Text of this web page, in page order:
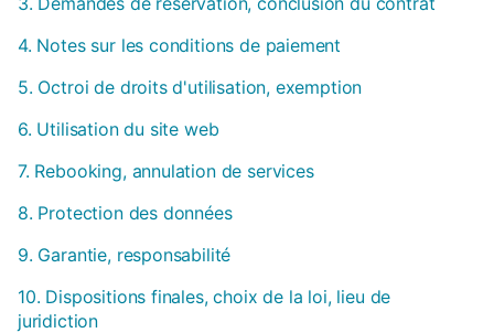
4. Notes sur les conditions de paiement
5. Octroi de droits d'utilisation, exemption
6. Utilisation du site web
7. Rebooking, annulation de services
8. Protection des données
9. Garantie, responsabilité
10. Dispositions finales, choix de la loi, lieu de
juridiction